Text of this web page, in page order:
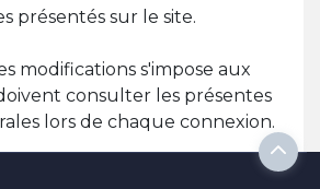
présentés sur le site.
modifications s'impose aux
consulter les présentes
lors de chaque connexion.